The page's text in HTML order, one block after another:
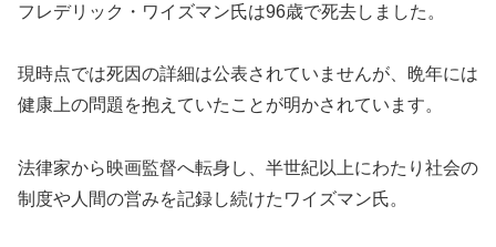
フレデリック・ワイズマン氏は96歳で死去しました。
現時点では死因の詳細は公表されていませんが、晩年には
健康上の問題を抱えていたことが明かされています。
法律家から映画監督へ転身し、半世紀以上にわたり社会の
制度や人間の営みを記録し続けたワイズマン氏。